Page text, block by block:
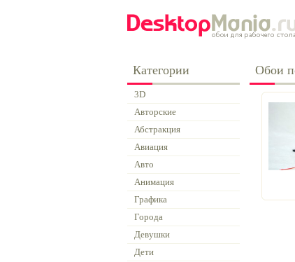
Категории
3D
Авторские
Абстракция
Авиация
Авто
Анимация
Графика
Города
Девушки
Дети
Обои